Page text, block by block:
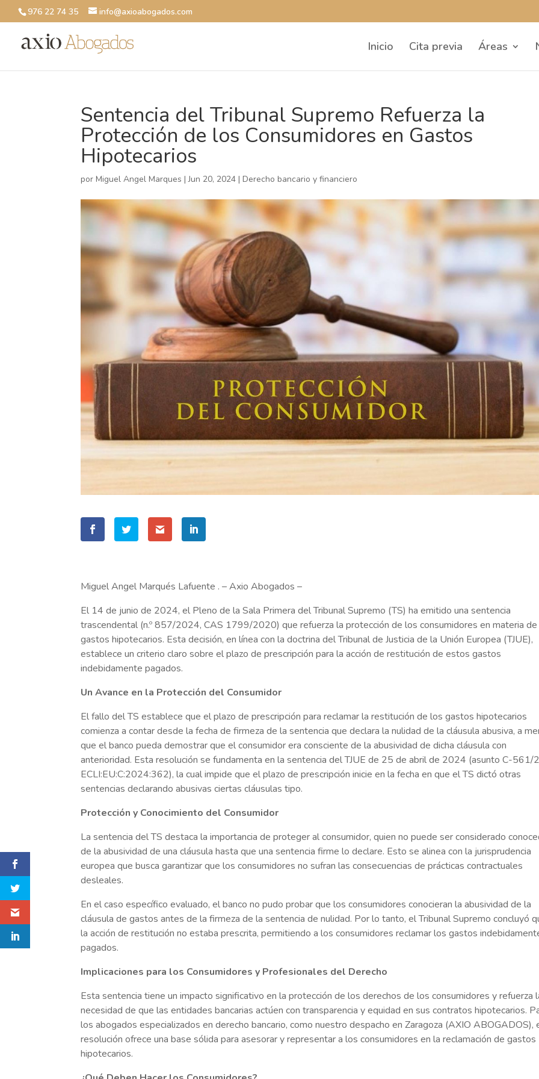
976 22 74 35 info@axioabogados.com
Inicio Cita previa Áreas
Sentencia del Tribunal Supremo Refuerza la
Protección de los Consumidores en Gastos
Hipotecarios
porMiguel Angel Marques |Jun 20, 2024 |Derecho bancario y financiero
Miguel Angel Marqués Lafuente . – Axio Abogados –
El 14 de junio de 2024, el Pleno de la Sala Primera del Tribunal Supremo (TS) ha emitido una sentencia
trascendental (n.º 857/2024, CAS 1799/2020) que refuerza la protección de los consumidores en materia de
gastos hipotecarios. Esta decisión, en línea con la doctrina del Tribunal de Justicia de la Unión Europea (TJUE),
establece un criterio claro sobre el plazo de prescripción para la acción de restitución de estos gastos
indebidamente pagados.
Un Avance en la Protección del Consumidor
El fallo del TS establece que el plazo de prescripción para reclamar la restitución de los gastos hipotecarios
comienza a contar desde la fecha de firmeza de la sentencia que declara la nulidad de la cláusula abusiva, a
que el banco pueda demostrar que el consumidor era consciente de la abusividad de dicha cláusula con
anterioridad. Esta resolución se fundamenta en la sentencia del TJUE de 25 de abril de 2024 (asunto C-561/
ECLI:EU:C:2024:362), la cual impide que el plazo de prescripción inicie en la fecha en que el TS dictó otras
sentencias declarando abusivas ciertas cláusulas tipo.
Protección y Conocimiento del Consumidor
La sentencia del TS destaca la importancia de proteger al consumidor, quien no puede ser considerado
de la abusividad de una cláusula hasta que una sentencia firme lo declare. Esto se alinea con la jurisprudencia
europea que busca garantizar que los consumidores no sufran las consecuencias de prácticas contractuales
desleales.
En el caso específico evaluado, el banco no pudo probar que los consumidores conocieran la abusividad de la
cláusula de gastos antes de la firmeza de la sentencia de nulidad. Por lo tanto, el Tribunal Supremo concluyó
la acción de restitución no estaba prescrita, permitiendo a los consumidores reclamar los gastos
pagados.
Implicaciones para los Consumidores y Profesionales del Derecho
Esta sentencia tiene un impacto significativo en la protección de los derechos de los consumidores y refuerza
necesidad de que las entidades bancarias actúen con transparencia y equidad en sus contratos hipotecarios.
los abogados especializados en derecho bancario, como nuestro despacho en Zaragoza (AXIO ABOGADOS),
resolución ofrece una base sólida para asesorar y representar a los consumidores en la reclamación de gastos
hipotecarios.